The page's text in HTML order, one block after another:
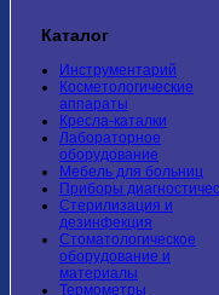
Каталог
Инструментарий
Косметологические
аппараты
Кресла-каталки
Лабораторное
оборудование
Мебель для больниц
Приборы
Стерилизация и
дезинфекция
Стоматологическое
оборудование и
материалы
Термометры